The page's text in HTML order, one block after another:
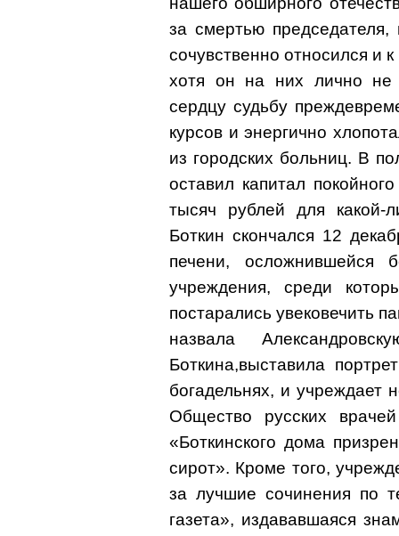
за смертью
сочувственно относился и
хотя он на них лично не
сердцу судьбу
курсов и энергично
из городских больниц. В
оставил капитал
тысяч рублей для какой-
Боткин скончался 12
печени, осложнившейся
учреждения, среди
постарались увековечить
назвала
Боткина,выставила
богадельнях, и учреждает
Общество русских
«Боткинского дома
сирот». Кроме того,
за лучшие сочинения по
газета», издававшаяся